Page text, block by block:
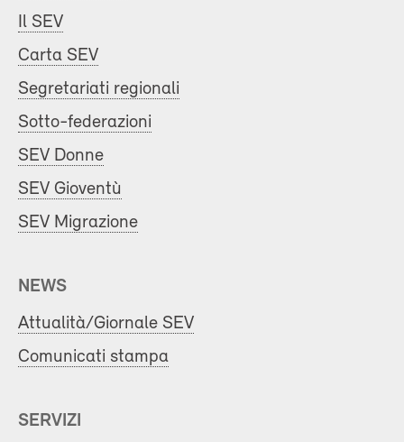
Il SEV
Carta SEV
Segretariati regionali
Sotto-federazioni
SEV Donne
SEV Gioventù
SEV Migrazione
NEWS
Attualità/Giornale SEV
Comunicati stampa
SERVIZI